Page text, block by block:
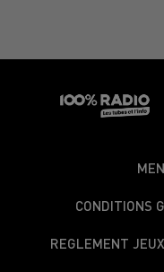
CONDITIONS
REGLEMENT